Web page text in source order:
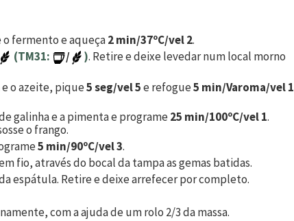
o fermento e aqueça2 min/37ºC/vel 2.
(TM31: / ). Retire e deixe levedar num local morno
e o azeite, pique5 seg/vel 5e refogue5 min/Varoma/vel 1
galinha e a pimenta e programe25 min/100ºC/vel 1.
o frango.
5 min/90ºC/vel 3.
fio, através do bocal da tampa as gemas batidas.
espátula. Retire e deixe arrefecer por completo.
com a ajuda de um rolo 2/3 da massa.